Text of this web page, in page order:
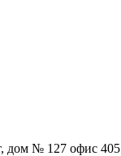
дом № 127 офис 405